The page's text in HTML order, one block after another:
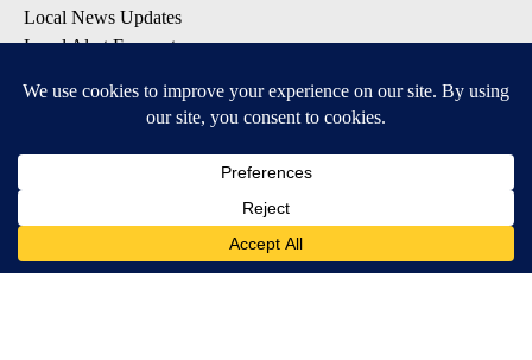
Local News Updates
Local Alert Forecast
DOWNLOAD: KTVZ APPS